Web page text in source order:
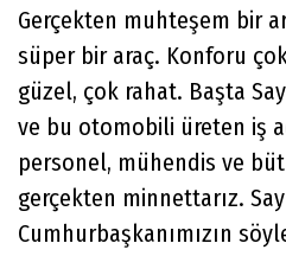
Gerçekten muhteşem bir
süper bir araç. Konforu
güzel, çok rahat. Başta
ve bu otomobili üreten iş
personel, mühendis ve
gerçekten minnettarız.
Cumhurbaşkanımızın